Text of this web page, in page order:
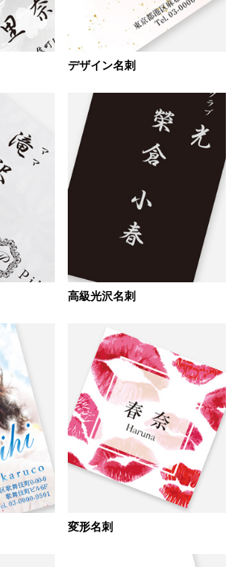
デザイン名刺
高級光沢名刺
変形名刺